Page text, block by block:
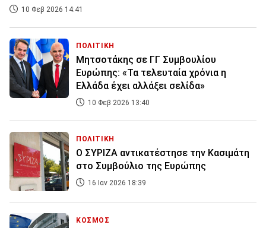
10 Φεβ 2026 14:41
ΠΟΛΙΤΙΚΗ
Μητσοτάκης σε ΓΓ Συμβουλίου
Ευρώπης: «Τα τελευταία χρόνια η
Ελλάδα έχει αλλάξει σελίδα»
10 Φεβ 2026 13:40
ΠΟΛΙΤΙΚΗ
Ο ΣΥΡΙΖΑ αντικατέστησε την Κασιμάτη
στο Συμβούλιο της Ευρώπης
16 Ιαν 2026 18:39
ΚΟΣΜΟΣ